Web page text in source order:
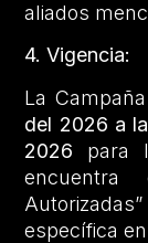
aliados
4. Vigencia:
La
del 2026 a
2026 para
específica